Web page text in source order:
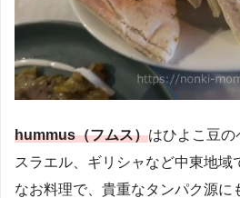
hummus（フムス）はひよこ豆の
スラエル、ギリシャなど中東地域
なお料理で、貴重なタンパク源に